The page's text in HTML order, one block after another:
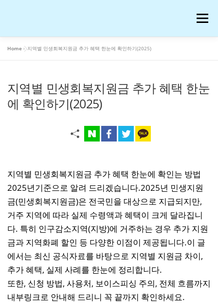
메뉴
AI 연구 워드프레스 일기 온라인 강의 후기
생활꿀팁 반려동물 화장품
프로그램 IT 저작권과 법
Home »지역별 민생회복지원금 추가 혜택 한눈에 확인하기(2025)
지역별 민생회복지원금 추가 혜택 한눈
에 확인하기(2025)
지역별 민생회복지원금 추가 혜택 한눈에 확인는 방법
2025년기준으로 알려 드리겠습니다.2025년 민생지원
금(민생회복지원금)은 전국민을 대상으로 지급되지만,
거주 지역에 따라 실제 수령액과 혜택이 크게 달라집니
다. 특히 인구감소지역(지방)에 거주하는 경우 추가 지원
금과 지역화폐 할인 등 다양한 이점이 제공됩니다.이 글
에서는 최신 공식자료를 바탕으로 지역별 지원금 차이,
추가 혜택, 실제 사례를 한눈에 정리합니다.
또한, 신청 방법, 사용처, 보이스피싱 주의, 전체 흐름까지
내부링크로 안내해 드리니 꼭 끝까지 확인하세요.